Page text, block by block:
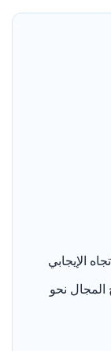
أعلى 1.1750 يبقي الاتجاه الإيجابي
فوق 1.1805 قد يفتح المجال نحو